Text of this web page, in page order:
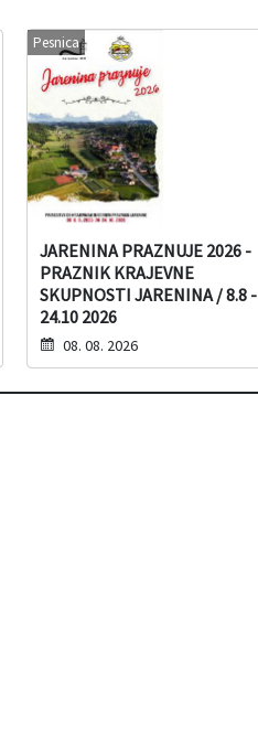
Pesnica
JARENINA PRAZNUJE 2026 -
PRAZNIK KRAJEVNE
SKUPNOSTI JARENINA / 8.8 -
24.10 2026
08. 08. 2026